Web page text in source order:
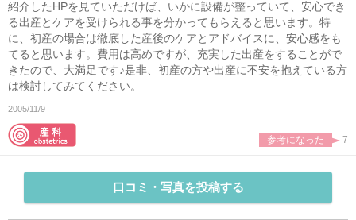
紹介したHPを見ていただけば、いかに設備が整っていて、安心でき
る出産とケアを受けられる事を分かってもらえると思います。特
に、初産の場合は徹底した産後のケアとアドバイスに、安心感をも
てると思います。費用は高めですが、充実した出産をすることがで
きたので、大満足です♪是非、初産の方や出産に不安を抱えている方
は検討してみてください。
2005/11/9
参考になった 7
口コミ・写真を投稿する